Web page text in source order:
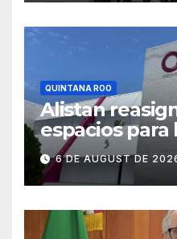
QUINTANA ROO
Alistan
espacios
Quintana Roo
6 DE AUGUST DE